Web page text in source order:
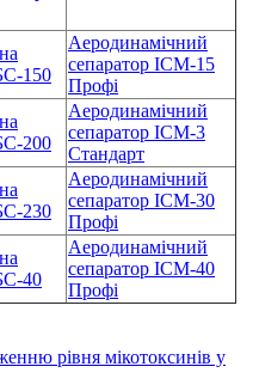
150
Аеродинамічний
сепаратор ІСМ-15
Профі
200
Аеродинамічний
сепаратор ІСМ-3
Стандарт
230
Аеродинамічний
сепаратор ІСМ-30
Профі
40
Аеродинамічний
сепаратор ІСМ-40
Профі
рівня мікотоксинів у